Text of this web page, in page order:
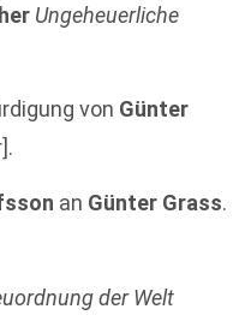
Ungeheuerliche
von Günter
an Günter Grass.
der Welt